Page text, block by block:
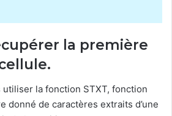
la première
utiliser la fonction STXT, fonction
donné de caractères extraits d’une